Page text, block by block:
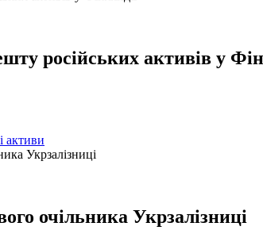
російських активів у
активи
очільника Укрзалізниці